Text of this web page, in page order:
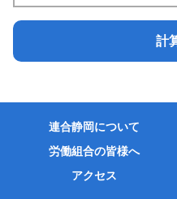
連合静岡について
労働組合の皆様へ
アクセス